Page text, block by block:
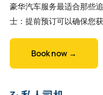
豪华汽车服务最适合那些
士：提前预订可以确保您
Book now →